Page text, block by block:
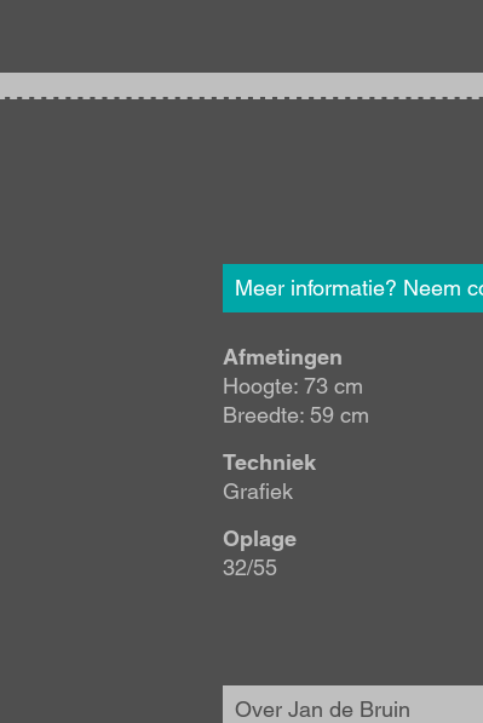
Meer informatie? Neem
Afmetingen
Hoogte: 73 cm
Breedte: 59 cm
Techniek
Grafiek
Oplage
32/55
Over Jan de Bruin